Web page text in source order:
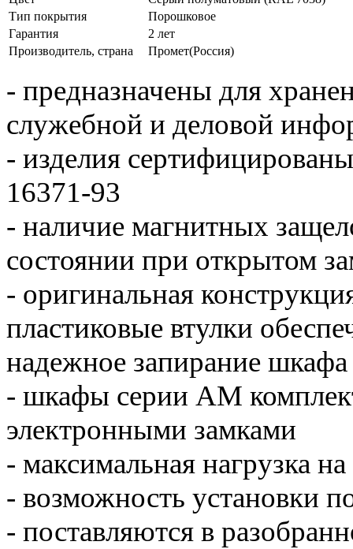
Тип покрытия
Порошковое
Гарантия
2 лет
Производитель, страна
Промет(Россия)
- предназначены для
служебной и деловой
- изделия
16371-93
- наличие магнитных
состоянии при открытом
- оригинальная
пластиковые втулки
надежное запирание шкафа
- шкафы серии AM
электронными замками
- максимальная нагрузка
- возможность установки
- поставляются в